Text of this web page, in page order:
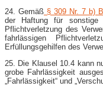
24. Gemäß § 309 Nr. 7 b)
der Haftung für sonstige
Pflichtverletzung des
fahrlässigen
Erfüllungsgehilfen des
25. Die Klausel 10.4 kann
grobe Fahrlässigkeit
„Fahrlässigkeit“ und